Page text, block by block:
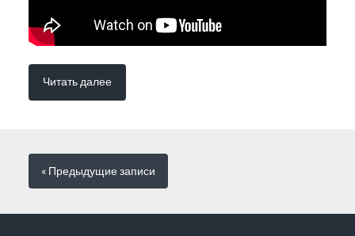
Читать далее
« Предыдущиезаписи